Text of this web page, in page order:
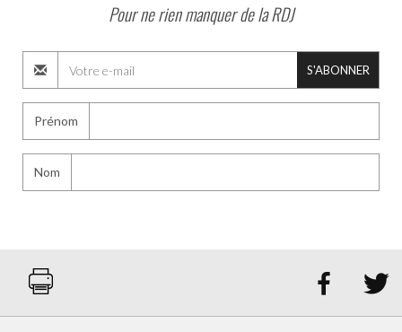
Pour ne rien manquer de la RDJ
S'ABONNER
Prénom
Nom
 